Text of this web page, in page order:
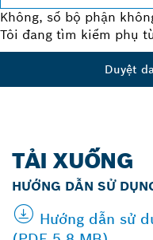
Không, số bộ phận
Tôi đang tìm kiếm phụ
Duyệt
TẢI XUỐNG
HƯỚNG DẪN SỬ
Hướng dẫn sử